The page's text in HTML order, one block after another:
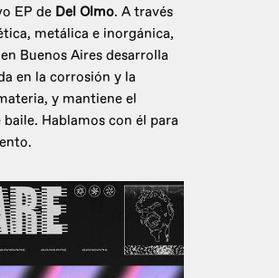
EP de Del Olmo. A través
metálica e inorgánica,
Buenos Aires desarrolla
en la corrosión y la
y mantiene el
Hablamos con él para